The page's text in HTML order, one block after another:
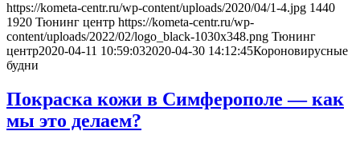
https://kometa-centr.ru/wp-content/uploads/2020/04/1-4.jpg 1440
1920 Тюнинг центр https://kometa-centr.ru/wp-
content/uploads/2022/02/logo_black-1030x348.png Тюнинг
центр2020-04-11 10:59:032020-04-30 14:12:45Короновирусные
будни
Покраска кожи в Симферополе — как
мы это делаем?